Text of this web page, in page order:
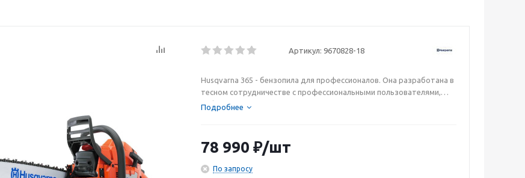
Артикул: 9670828-18
Husqvarna 365 - бензопила для профессионалов. Она разработана в
тесном сотрудничестве с профессиональными пользователями,
работающими в самых тяжелых условиях. Малый вес и мощный
спектра применений.
Подробнее
78 990 ₽/шт
По запросу